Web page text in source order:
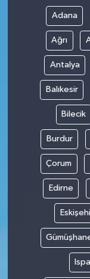
Adana
Ağrı
Antalya
Balıkesir
Bilecik
Burdur
Çorum
Edirne
RÖPORTAJ
SAĞLIK
SPOR
TARIM
TEKNOLOJİ
TURİZM
VİDEO
YAŞAM